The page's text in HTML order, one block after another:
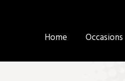
Home Occasions
Home Occasions